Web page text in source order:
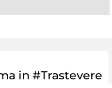
in #Trastevere